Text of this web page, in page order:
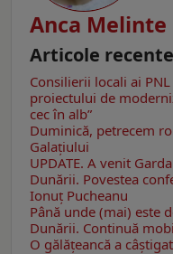
Anca Melinte
Articole
Consilierii locali ai
proiectului de
cec în alb”
Duminică, petrecem
Galaţiului
UPDATE. A venit
Dunării. Povestea
Ionuţ Pucheanu
Până unde (mai) este
Dunării. Continuă
O gălăţeancă a